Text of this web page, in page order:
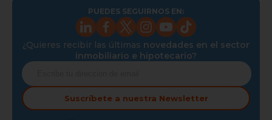
PUEDES SEGUIRNOS EN:
¿Quieres recibir las últimas novedades en el sector
inmobiliario e hipotecario?
Suscríbete a nuestra Newsletter